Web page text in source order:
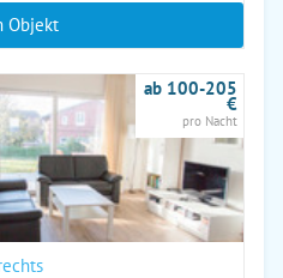
Objekt
ab 100-205
€
pro Nacht